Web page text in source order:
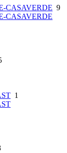
CASAVERDE 9
CASAVERDE
1